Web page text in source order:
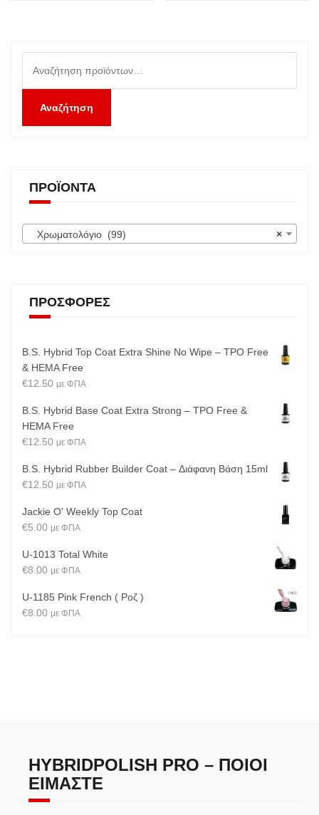
για:
Αναζήτηση
ΠΡΟΪΌΝΤΑ
×
Χρωματολόγιο (99)
ΠΡΟΣΦΟΡΈΣ
B.S. Hybrid Top Coat Extra Shine No Wipe – TPO Free
& HEMA Free
€12.50 με ΦΠΑ
B.S. Hybrid Base Coat Extra Strong – TPO Free &
HEMA Free
€12.50 με ΦΠΑ
B.S. Hybrid Rubber Builder Coat – Διάφανη Βάση 15ml
€12.50 με ΦΠΑ
Jackie O' Weekly Top Coat
€5.00 με ΦΠΑ
U-1013 Total White
€8.00 με ΦΠΑ
U-1185 Pink French ( Ροζ )
€8.00 με ΦΠΑ
HYBRIDPOLISH PRO – ΠΟΙΟΙ
ΕΊΜΑΣΤΕ